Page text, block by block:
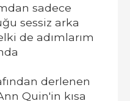
sadece
sessiz arka
de adımlarım
derlenen
Quin'in kısa